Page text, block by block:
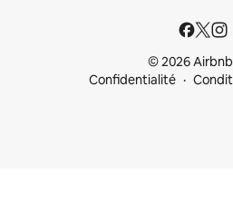
© 2026
Confidentialité